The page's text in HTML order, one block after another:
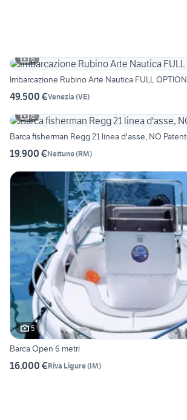
6
Imbarcazione Rubino Arte Nautica FULL
49.500 €Venezia (VE)
6
Barca fisherman Regg 21 linea d'asse, NO
19.900 €Nettuno(RM)
5
Barca Open 6 metri
16.000 €Riva Ligure(IM)